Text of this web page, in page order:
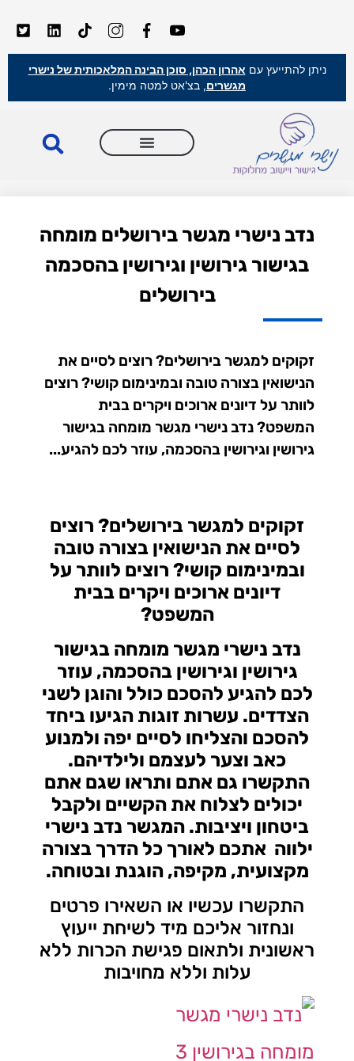
ניתן להתייעץ עם אהרון הכהן, סוכן הבינה המלאכותית של נישרי
מגשרים, בצ'אט למטה מימין.
נדב נישרי מגשר בירושלים מומחה
בגישור גירושין וגירושין בהסכמה
בירושלים
זקוקים למגשר בירושלים? רוצים לסיים את
הנישואין בצורה טובה ובמינימום קושי? רוצים
לוותר על דיונים ארוכים ויקרים בבית
המשפט? נדב נישרי מגשר מומחה בגישור
גירושין וגירושין בהסכמה, עוזר לכם להגיע...
זקוקים למגשר בירושלים? רוצים
לסיים את הנישואין בצורה טובה
ובמינימום קושי? רוצים לוותר על
דיונים ארוכים ויקרים בבית
המשפט?
נדב נישרי מגשר מומחה בגישור
גירושין וגירושין בהסכמה, עוזר
לכם להגיע להסכם כולל והוגן לשני
הצדדים. עשרות זוגות הגיעו ביחד
להסכם והצליחו לסיים יפה ולמנוע
כאב וצער לעצמם ולילדיהם.
התקשרו גם אתם ותראו שגם אתם
יכולים לצלוח את הקשיים ולקבל
ביטחון ויציבות. המגשר נדב נישרי
ילווה אתכם לאורך כל הדרך בצורה
מקצועית, מקיפה, הוגנת ובטוחה.
התקשרו עכשיו או השאירו פרטים
ונחזור אליכם מיד לשיחת ייעוץ
ראשונית ולתאום פגישת הכרות ללא
עלות וללא מחויבות